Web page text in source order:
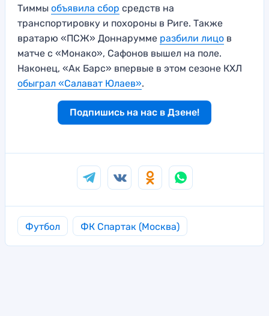
Тиммы объявила сбор средств на
транспортировку и похороны в Риге. Также
вратарю «ПСЖ» Доннарумме разбили лицо в
матче с «Монако», Сафонов вышел на поле.
Наконец, «Ак Барс» впервые в этом сезоне КХЛ
обыграл «Салават Юлаев».
Подпишись на нас в Дзене!
Футбол ФК Спартак (Москва)